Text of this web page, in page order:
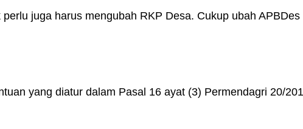
juga harus mengubah RKP Desa. Cukup ubah APBDes
yang diatur dalam Pasal 16 ayat (3) Permendagri 20/